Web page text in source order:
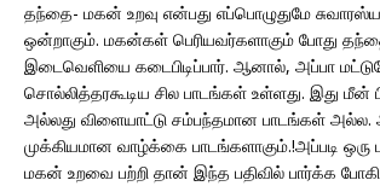
தந்தை- மகன் உறவு என்பது எப்பொழுதுமே
ஒன்றாகும். மகன்கள் பெரியவர்களாகும் போது தந்தை
இடைவெளியை கடைபிடிப்பார். ஆனால், அப்பா
சொல்லித்தரகூடிய சில பாடங்கள் உள்ளது. இது மீன்
அல்லது விளையாட்டு சம்பந்தமான பாடங்கள்
முக்கியமான வாழ்க்கை பாடங்களாகும்.!அப்படி ஒரு
மகன் உறவை பற்றி தான் இந்த பதிவில் பார்க்க